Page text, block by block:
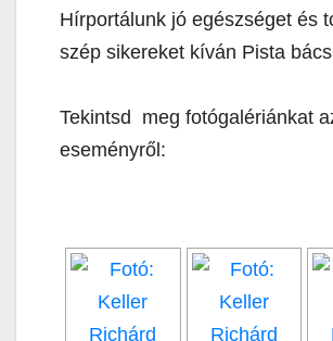
Hírportálunk jó egészséget és
szép sikereket kíván Pista
Tekintsd meg fotógalériánkat
eseményről: